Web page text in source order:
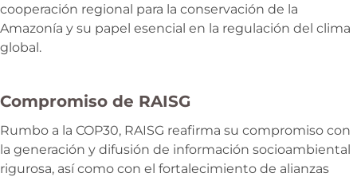
cooperación regional para la conservación de la
Amazonía y su papel esencial en la regulación del clima
global.
Compromiso de RAISG
Rumbo a la COP30, RAISG reafirma su compromiso con
la generación y difusión de información socioambiental
rigurosa, así como con el fortalecimiento de alianzas